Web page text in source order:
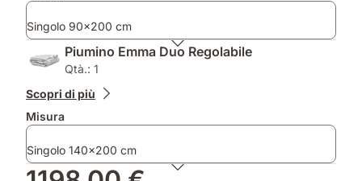
Singolo 90x200 cm
Piumino Emma Duo Regolabile
Qtà.: 1
Scopri di più
Misura
Singolo 140x200 cm